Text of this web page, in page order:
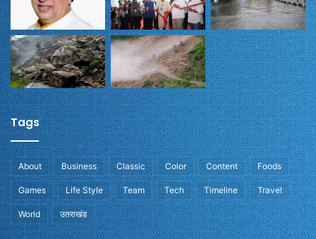
Tags
About Business Classic Color Content Foods
Games Life Style Team Tech Timeline Travel
World उतराखंड